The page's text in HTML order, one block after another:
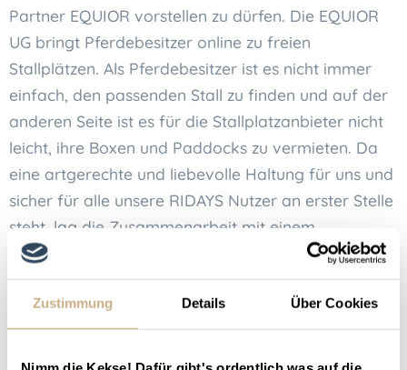
Zustimmung Details Über Cookies
Partner EQUIOR vorstellen zu dürfen. Die EQUIOR
UG bringt Pferdebesitzer online zu freien
Stallplätzen. Als Pferdebesitzer ist es nicht immer
einfach, den passenden Stall zu finden und auf der
anderen Seite ist es für die Stallplatzanbieter nicht
leicht, ihre Boxen und Paddocks zu vermieten. Da
eine artgerechte und liebevolle Haltung für uns und
sicher für alle unsere RIDAYS Nutzer an erster Stelle
steht, lag die Zusammenarbeit mit einem
kompetenten Partner in der Stallvermittlung nahe.
Pferdestall mieten mit EQUIOR:
Einfach und transparent!
Die EQUIOR UG gibt es seit dem Jahr 2019. Auf dem